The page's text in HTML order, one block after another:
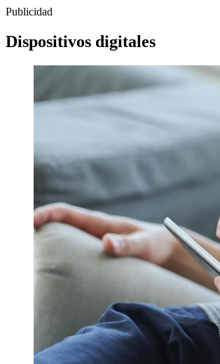
Publicidad
Dispositivos digitales